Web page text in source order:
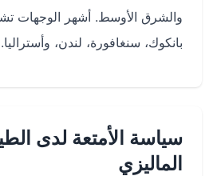
والشرق الأوسط. أشهر الوجهات تشمل
بانكوك، سنغافورة، لندن، وأستراليا.
سياسة الأمتعة لدى الطيران
الماليزي